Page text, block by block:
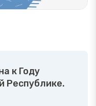
к Году
Республике.